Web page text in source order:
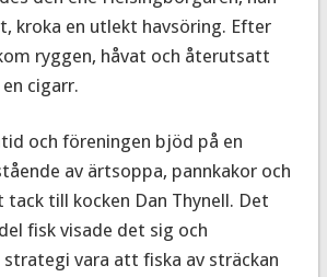
kroka en utlekt havsöring. Efter
ryggen, håvat och återutsatt
cigarr.
och föreningen bjöd på en
av ärtsoppa, pannkakor och
tack till kocken Dan Thynell. Det
fisk visade det sig och
vara att fiska av sträckan